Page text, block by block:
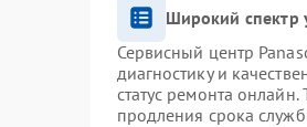
Широкий спектр
Сервисный центр
диагностику и
статус ремонта
продления срока